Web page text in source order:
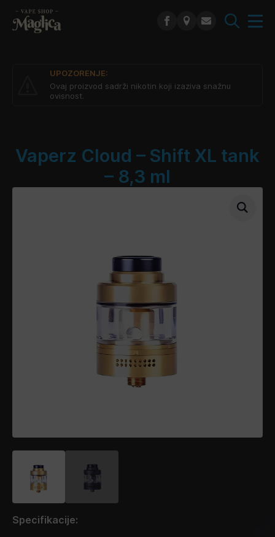
UPOZORENJE:
Ovaj proizvod sadrži nikotin koji izaziva snažnu
ovisnost.
Vaperz Cloud – Shift XL tank
– 8,3 ml
Specifikacije: